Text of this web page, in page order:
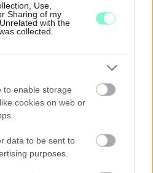
Use,
Sharing of my
with the
collected.
to enable storage
cookies on web or
data to be sent to
purposes.
ÉS MÉG EGY SOR
MINDENKIT EZEN A HÉTVÉGÉN